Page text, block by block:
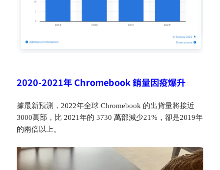
2020-2021年 Chromebook 銷量因疫爆升
據最新預測，2022年全球 Chromebook 的出貨量將接近
3000萬部，比 2021年的 3730 萬部減少21%，卻是2019年
的兩倍以上。